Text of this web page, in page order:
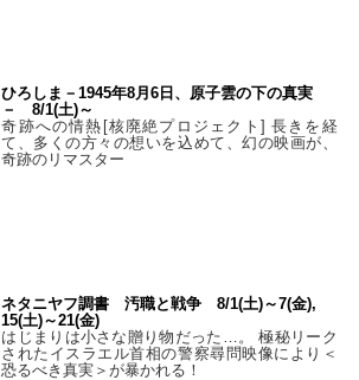
ひろしま－1945年8月6日、原子雲の下の真実
－ 8/1(土)～
奇跡への情熱[核廃絶プロジェクト] 長きを経
て、多くの方々の想いを込めて、幻の映画が、
奇跡のリマスター
ネタニヤフ調書 汚職と戦争 8/1(土)～7(金),
15(土)～21(金)
はじまりは小さな贈り物だった…。 極秘リーク
されたイスラエル首相の警察尋問映像により＜
恐るべき真実＞が暴かれる！